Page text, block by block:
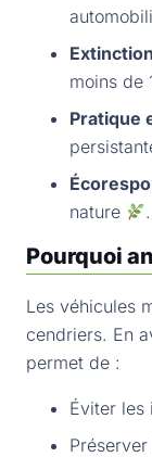
moins de
Pratique
nature
.
Pourquoi
Les véhicules
cendriers. En
permet de :
Éviter les
Préserver